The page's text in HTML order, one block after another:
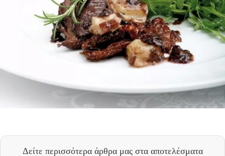
Δείτε περισσότερα άρθρα μας στα αποτελέσματα